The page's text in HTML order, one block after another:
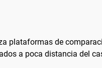
plataformas de
a poca distancia del